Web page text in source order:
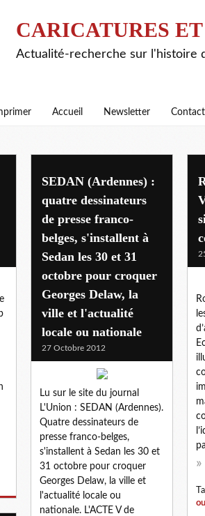
CARICATURES
Actualité-recherche sur l'histoire
Accueil Newsletter Contact
SEDAN (Ardennes) :
quatre dessinateurs
de presse franco-
belges, s'installent à
Sedan les 30 et 31
octobre pour croquer
Georges Delaw, la
ville et l'actualité
locale ou nationale
27 Octobre 2012
Lu sur le site du journal
L'Union : SEDAN (Ardennes).
Quatre dessinateurs de
presse franco-belges,
s'installent à Sedan les 30 et
31 octobre pour croquer
Georges Delaw, la ville et
l'actualité locale ou
nationale. L'ACTE V de